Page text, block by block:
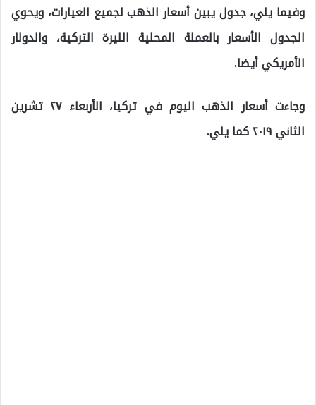
وفيما يلي، جدول يبين أسعار الذهب لجميع العيارات، ويحوي
الجدول الأسعار بالعملة المحلية الليرة التركية، والدولار
الأمريكي أيضا.
وجاءت أسعار الذهب اليوم في تركيا، الأربعاء ٢٧ تشرين
الثاني ٢٠١٩ كما يلي.